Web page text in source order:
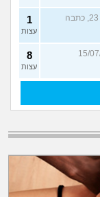
(מירי, בת 23, כתבה
1
עצות
28, כתב ב-15/07/26
8
עצות